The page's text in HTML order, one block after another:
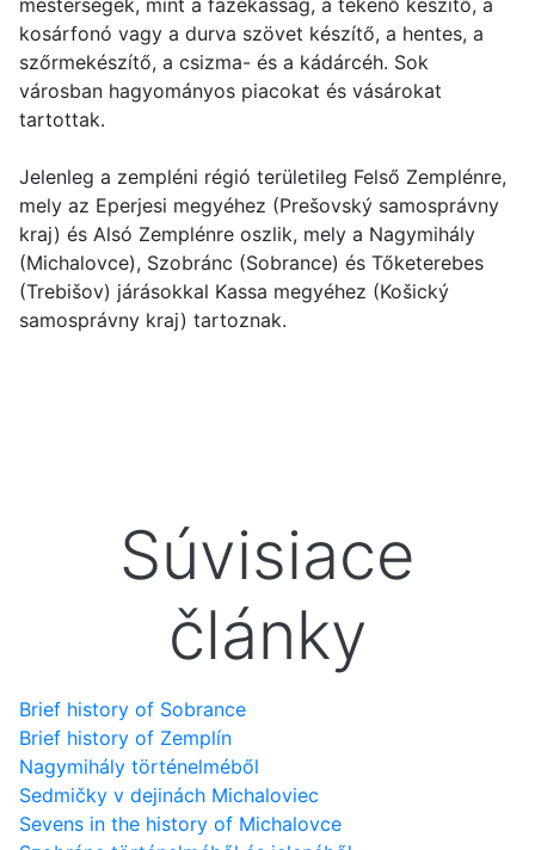
kosárfonó vagy a durva szövet készítő, a hentes, a
szőrmekészítő, a csizma- és a kádárcéh. Sok
városban hagyományos piacokat és vásárokat
tartottak.
Jelenleg a zempléni régió területileg Felső Zemplénre,
mely az Eperjesi megyéhez (Prešovský samosprávny
kraj) és Alsó Zemplénre oszlik, mely a Nagymihály
(Michalovce), Szobránc (Sobrance) és Tőketerebes
(Trebišov) járásokkal Kassa megyéhez (Košický
samosprávny kraj) tartoznak.
Súvisiace
články
Brief history of Sobrance
Brief history of Zemplín
Nagymihály történelméből
Sedmičky v dejinách Michaloviec
Sevens in the history of Michalovce